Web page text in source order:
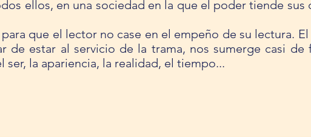
ellos, en una sociedad en la que el poder tiende sus
que el lector no case en el empeño de su lectura.
de estar al servicio de la trama, nos sumerge casi de
la apariencia, la realidad, el tiempo...